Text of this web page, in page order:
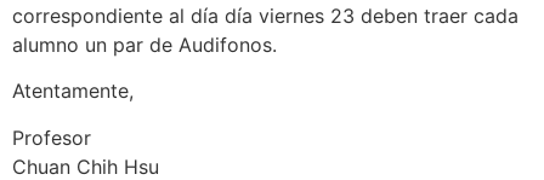
correspondiente al día día viernes 23 deben traer cada
alumno un par de Audifonos.
Atentamente,
Profesor
Chuan Chih Hsu